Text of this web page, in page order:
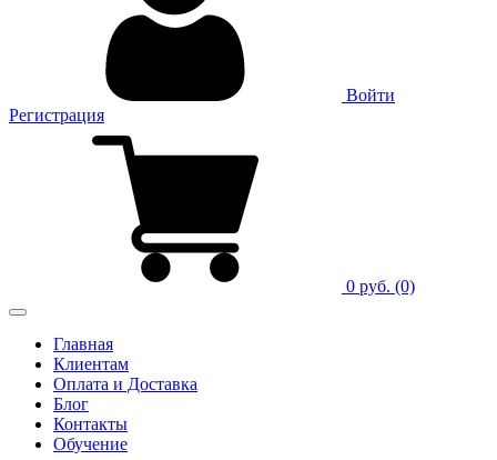
Войти
Регистрация
0 руб. (0)
Главная
Клиентам
Оплата и Доставка
Блог
Контакты
Обучение